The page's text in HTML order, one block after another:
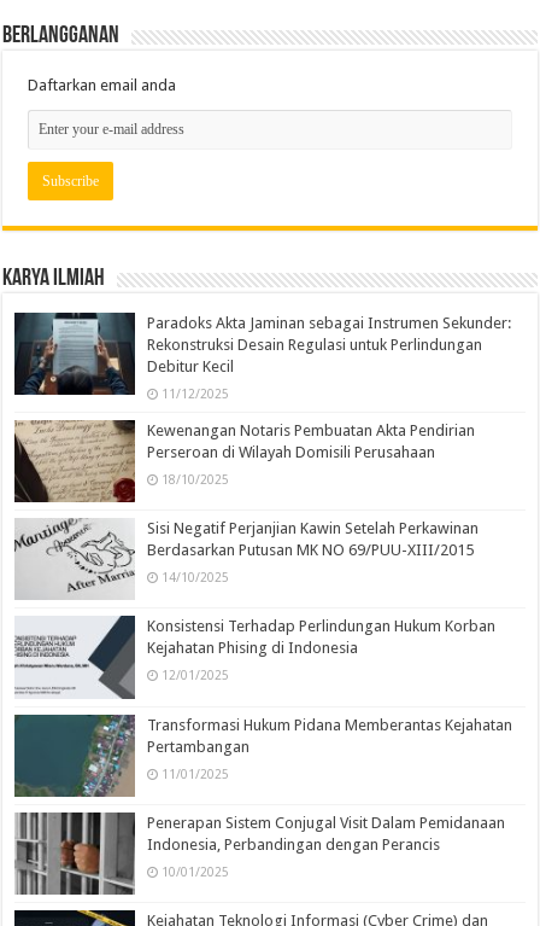
Berlangganan
Daftarkan email anda
Karya Ilmiah
Paradoks Akta Jaminan sebagai Instrumen Sekunder:
Rekonstruksi Desain Regulasi untuk Perlindungan
Debitur Kecil
11/12/2025
Kewenangan Notaris Pembuatan Akta Pendirian
Perseroan di Wilayah Domisili Perusahaan
18/10/2025
Sisi Negatif Perjanjian Kawin Setelah Perkawinan
Berdasarkan Putusan MK NO 69/PUU-XIII/2015
14/10/2025
Konsistensi Terhadap Perlindungan Hukum Korban
Kejahatan Phising di Indonesia
12/01/2025
Transformasi Hukum Pidana Memberantas Kejahatan
Pertambangan
11/01/2025
Penerapan Sistem Conjugal Visit Dalam Pemidanaan
Indonesia, Perbandingan dengan Perancis
10/01/2025
Kejahatan Teknologi Informasi (Cyber Crime) dan